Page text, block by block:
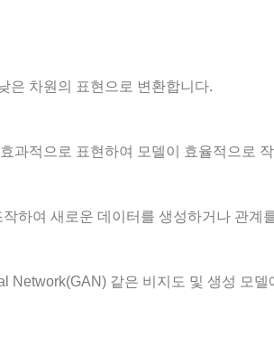
은 차원의 표현으로 변환합니다.
과적으로 표현하여 모델이 효율적으로
하여 새로운 데이터를 생성하거나 관계
Network(GAN) 같은 비지도 및 생성 모